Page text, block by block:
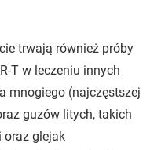
trwają również próby
T w leczeniu innych
mnogiego (najczęstszej
guzów litych, takich
oraz glejak